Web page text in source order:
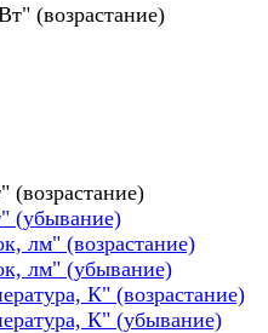
(возрастание)
(убывание)
лм" (возрастание)
лм" (убывание)
К" (возрастание)
К" (убывание)